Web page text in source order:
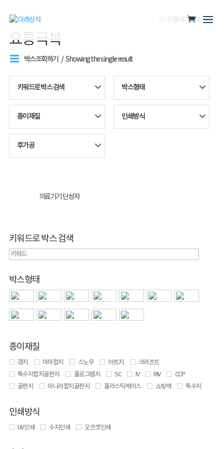
/ 상품 태그 “요통극복”
요통극복
박스조회하기 Showing the single result
키워드로 박스 검색 박스형태
종이재질 인쇄방식
후가공
의료기기 단상자
키워드로 박스 검색
박스형태
종이재질
갱지 마마합지 스노우 아트지
크라프트
특수지합지골판지
홀로그램지 SC IV RIV
CCP
골판지
마니라합지골판지 플라스틱케이스 쇼핑백 특수지
인쇄방식
UV 인쇄 수지인쇄 오프셋인쇄